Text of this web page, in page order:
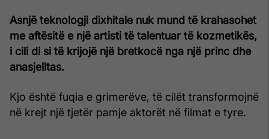
Asnjë teknologji dixhitale nuk mund të krahasohet
me aftësitë e një artisti të talentuar të kozmetikës,
i cili di si të krijojë një bretkocë nga një princ dhe
anasjelltas.
Kjo është fuqia e grimerëve, të cilët transformojnë
në krejt një tjetër pamje aktorët në filmat e tyre.